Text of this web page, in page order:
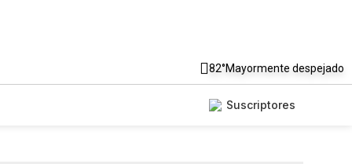
82°Mayormente despejado
Suscriptores